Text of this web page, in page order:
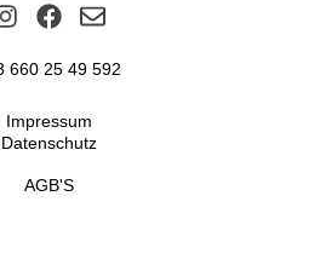
660 25 49 592
Impressum
Datenschutz
AGB'S